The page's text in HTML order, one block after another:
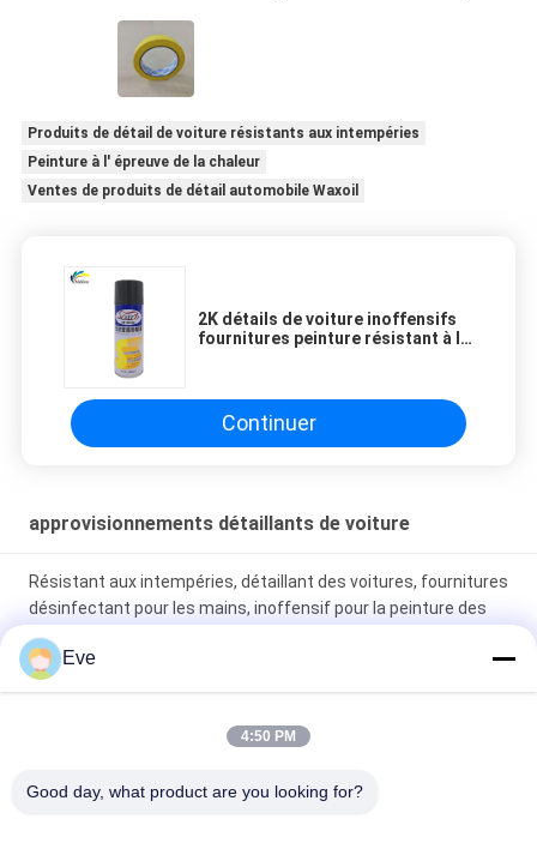
off. Our technicians found during construction
that its high viscosity ensures a perfect fit with
complex surfaces such as bumpers and body
waistlines, while the unique adhesive formula is
clean and neat when removed, without
damaging the original paint or color changing
film. This is particularly important for us to
construction efficiency and quality, this is a
trustworthy choice.
Produits de détail de voiture résistants aux intempéries
Peinture à l' épreuve de la chaleur
Ventes de produits de détail automobile Waxoil
2K détails de voiture inoffensifs
fournitures peinture résistant à la
Continuer
approvisionnements détaillants de voiture
Résistant aux intempéries, détaillant des voitures, fournitures
désinfectant pour les mains, inoffensif pour la peinture des
voitures
MSDS fournitures de détails de voiture stables, couvercle de
fournitures de nettoyage de voiture polyvalentes
Eve
4:50 PM
Good day, what product are you looking for?